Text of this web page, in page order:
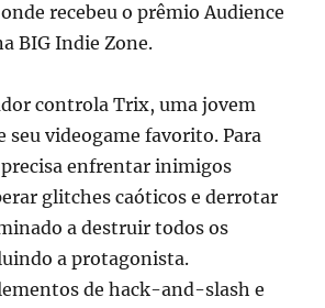
recebeu o prêmio Audience
BIG Indie Zone.
controla Trix, uma jovem
seu videogame favorito. Para
enfrentar inimigos
glitches caóticos e derrotar
a destruir todos os
a protagonista.
de hack-and-slash e